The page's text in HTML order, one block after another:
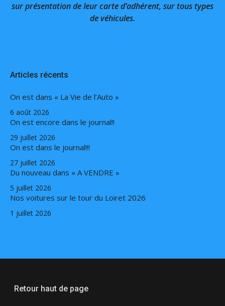
sur présentation de leur carte d’adhérent, sur tous types
de véhicules.
Articles récents
On est dans « La Vie de l’Auto »
6 août 2026
On est encore dans le journal!!
29 juillet 2026
On est dans le journal!!!
27 juillet 2026
Du nouveau dans « A VENDRE »
5 juillet 2026
Nos voitures sur le tour du Loiret 2026
1 juillet 2026
Retour haut de page